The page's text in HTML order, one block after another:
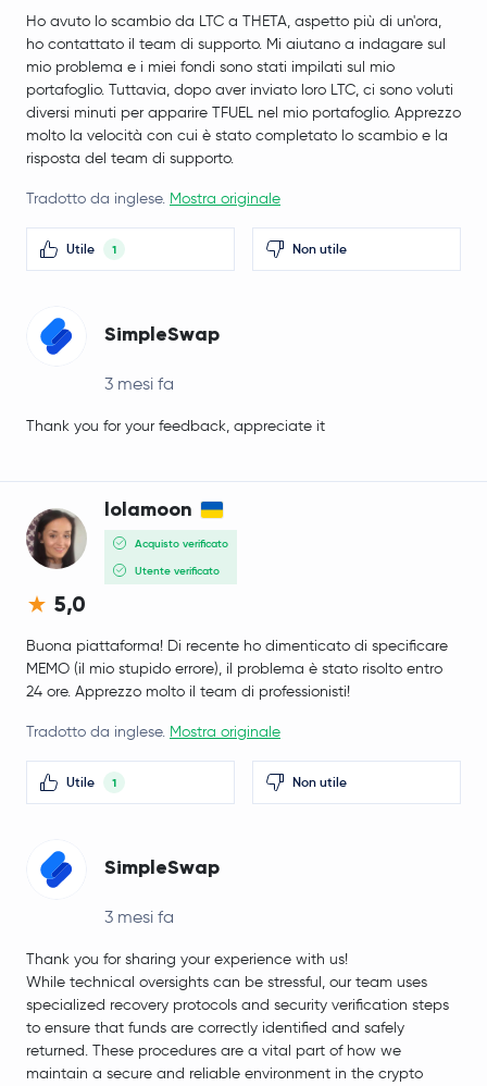
Ho avuto lo scambio da LTC a THETA, aspetto più di un'ora,
ho contattato il team di supporto. Mi aiutano a indagare sul
mio problema e i miei fondi sono stati impilati sul mio
portafoglio. Tuttavia, dopo aver inviato loro LTC, ci sono voluti
diversi minuti per apparire TFUEL nel mio portafoglio. Apprezzo
molto la velocità con cui è stato completato lo scambio e la
risposta del team di supporto.
Tradotto da inglese. Mostra originale
Utile 1 Non utile
SimpleSwap
3 mesi fa
Thank you for your feedback, appreciate it
lolamoon
Acquisto verificato
Utente verificato
5,0
Buona piattaforma! Di recente ho dimenticato di specificare
MEMO (il mio stupido errore), il problema è stato risolto entro
24 ore. Apprezzo molto il team di professionisti!
Tradotto da inglese. Mostra originale
Utile 1 Non utile
SimpleSwap
3 mesi fa
Thank you for sharing your experience with us!
While technical oversights can be stressful, our team uses
specialized recovery protocols and security verification steps
to ensure that funds are correctly identified and safely
returned. These procedures are a vital part of how we
maintain a secure and reliable environment in the crypto